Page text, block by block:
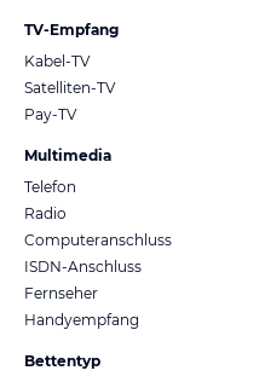
TV-Empfang
Kabel-TV
Satelliten-TV
Pay-TV
Multimedia
Telefon
Radio
Computeranschluss
ISDN-Anschluss
Fernseher
Handyempfang
Bettentyp